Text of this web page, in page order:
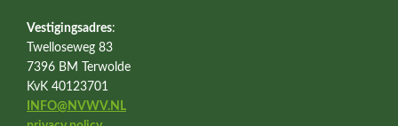
Vestigingsadres:
Twelloseweg 83
7396 BM Terwolde
KvK 40123701
INFO@NVWV.NL